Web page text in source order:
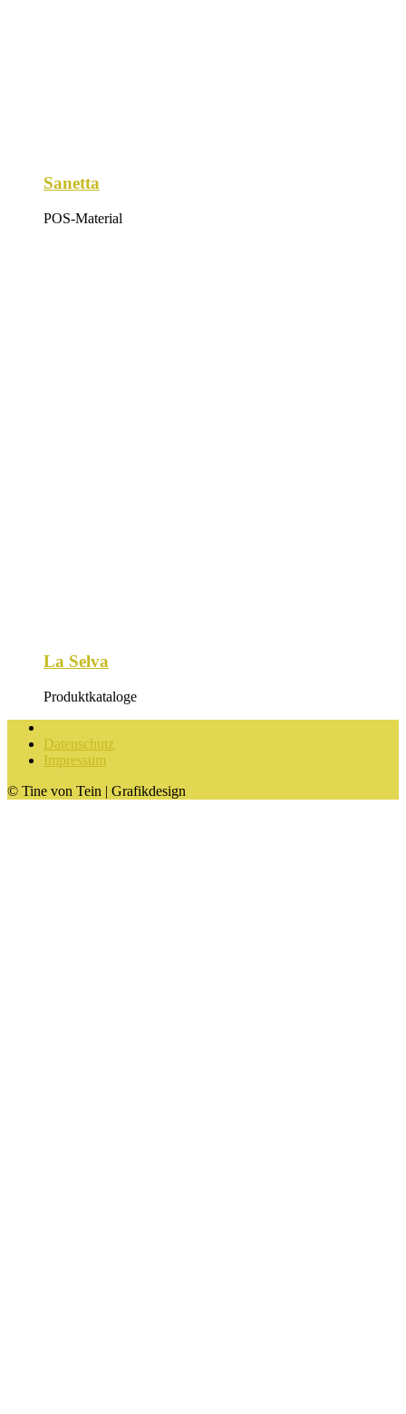
Sanetta
POS-Material
La Selva
Produktkataloge
Datenschutz
Impressum
© Tine von Tein | Grafikdesign